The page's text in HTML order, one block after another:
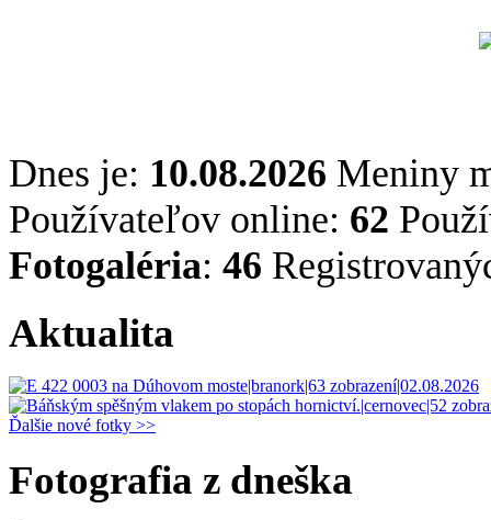
Dnes je: 10.08.2026 Meniny
Používateľov online: 62
Fotogaléria: 46
Aktualita
Ďalšie nové fotky >>
Fotografia z dneška